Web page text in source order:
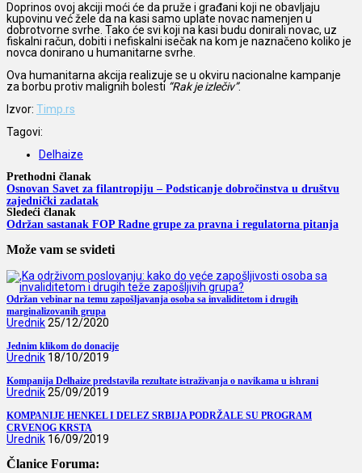
Doprinos ovoj akciji moći će da pruže i građani koji ne obavljaju
kupovinu već žele da na kasi samo uplate novac namenjen u
dobrotvorne svrhe. Tako će svi koji na kasi budu donirali novac, uz
fiskalni račun, dobiti i nefiskalni isečak na kom je naznačeno koliko je
novca donirano u humanitarne svrhe.
Ova humanitarna akcija realizuje se u okviru nacionalne kampanje
za borbu protiv malignih bolesti “Rak je izlečiv”.
Izvor: Timp.rs
Tagovi:
Delhaize
Prethodni članak
Osnovan Savet za filantropiju – Podsticanje dobročinstva u društvu
zajednički zadatak
Sledeći članak
Održan sastanak FOP Radne grupe za pravna i regulatorna pitanja
Može vam se svideti
Održan vebinar na temu zapošljavanja osoba sa invaliditetom i drugih
marginalizovanih grupa
Urednik25/12/2020
Jednim klikom do donacije
Urednik 18/10/2019
Kompanija Delhaize predstavila rezultate istraživanja o navikama u ishrani
Urednik25/09/2019
KOMPANIJE HENKEL I DELEZ SRBIJA PODRŽALE SU PROGRAM
CRVENOG KRSTA
Urednik 16/09/2019
Članice Foruma: